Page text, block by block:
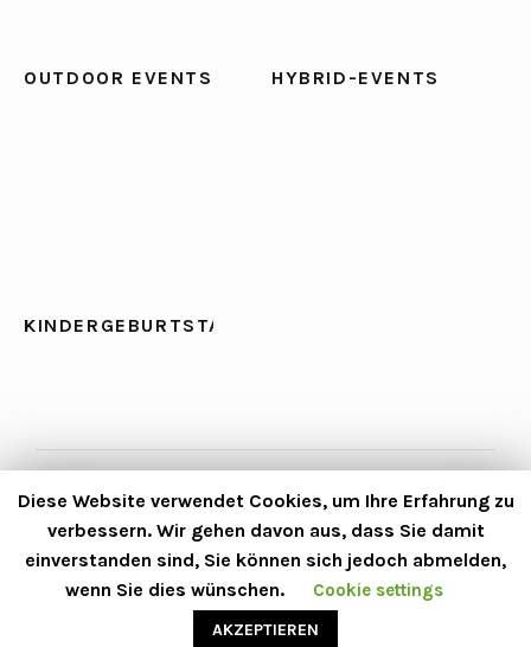
OUTDOOR EVENTS HYBRID-EVENTS
KINDERGEBURTSTAG
AGB Datenschutzbelehrung
Impressum
Kontakt
Über uns Budget Kalkulator
Diese Website verwendet Cookies, um Ihre Erfahrung zu
verbessern. Wir gehen davon aus, dass Sie damit
einverstanden sind, Sie können sich jedoch abmelden,
wenn Sie dies wünschen.
Cookie settings
AKZEPTIEREN